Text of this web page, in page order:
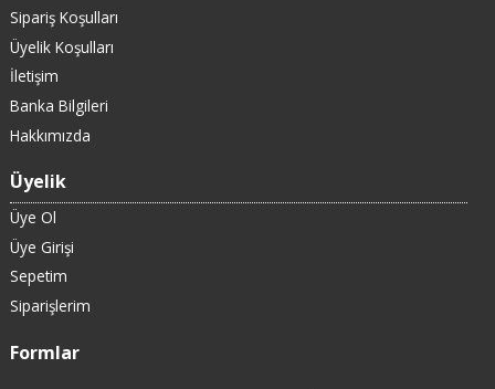
Sipariş Koşulları
Üyelik Koşulları
İletişim
Banka Bilgileri
Hakkımızda
Üyelik
Üye Ol
Üye Girişi
Sepetim
Siparişlerim
Formlar